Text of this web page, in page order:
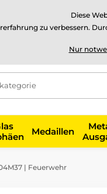
⭐Siehe 504
Medaillen
| Feuerwehr
Diese
zu verbessern.
Nur